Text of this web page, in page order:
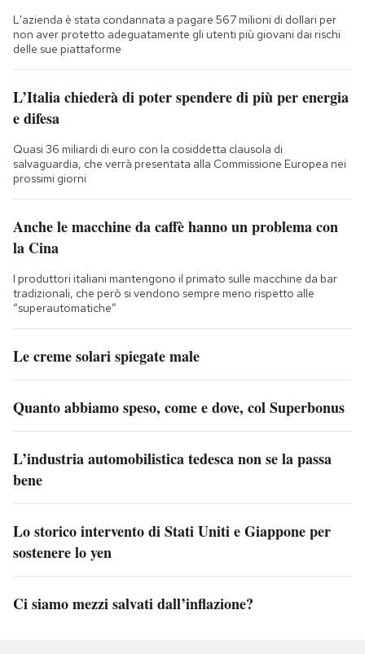
L'azienda è stata condannata a pagare 567 milioni di dollari per
non aver protetto adeguatamente gli utenti più giovani dai rischi
delle sue piattaforme
L’Italia chiederà di poter spendere di più per energia
e difesa
Quasi 36 miliardi di euro con la cosiddetta clausola di
salvaguardia, che verrà presentata alla Commissione Europea nei
prossimi giorni
Anche le macchine da caffè hanno un problema con
la Cina
I produttori italiani mantengono il primato sulle macchine da bar
tradizionali, che però si vendono sempre meno rispetto alle
“superautomatiche”
Le creme solari spiegate male
Quanto abbiamo speso, come e dove, col Superbonus
L’industria automobilistica tedesca non se la passa
bene
Lo storico intervento di Stati Uniti e Giappone per
sostenere lo yen
Ci siamo mezzi salvati dall’inflazione?